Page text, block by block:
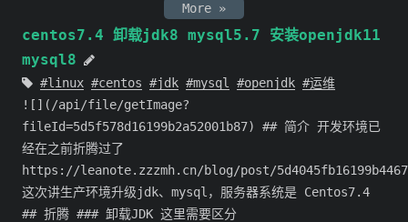
More »
centos7.4 卸载jdk8 mysql5.7 安装openjdk11
mysql8
linux centos jdk mysql openjdk
运维
![](/api/file/getImage?
fileId=5d5f578d16199b2a52001b87) ## 简介 开发环境已
经在之前折腾过了
https://leanote.zzzmh.cn/blog/post/
这次讲生产环境升级jdk、mysql，服务器系统是 Centos7.4
## 折腾 ### 卸载JDK 这里需要区分